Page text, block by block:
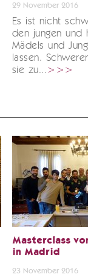
29 November 2016
Es ist nicht
den jungen und
Mädels und
lassen.
sie zu...>>>
Masterclass
in Madrid
23 November 2016